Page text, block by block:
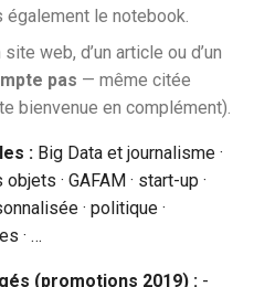
le notebook.
web, d’un article ou d’un
pas — même citée
bienvenue en complément).
: Big Data et journalisme ·
· GAFAM · start-up ·
· politique ·
· …
(promotions 2019) : -